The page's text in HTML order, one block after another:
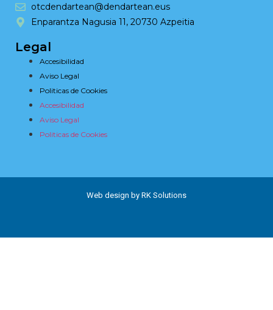
otcdendartean@dendartean.eus
Enparantza Nagusia 11, 20730 Azpeitia
Legal
Accesibilidad
Aviso Legal
Politicas de Cookies
Accesibilidad
Aviso Legal
Politicas de Cookies
Web design by RK Solutions